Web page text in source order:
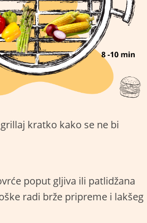
kratko kako se ne bi
poput gljiva ili patlidžana
radi brže pripreme i lakšeg